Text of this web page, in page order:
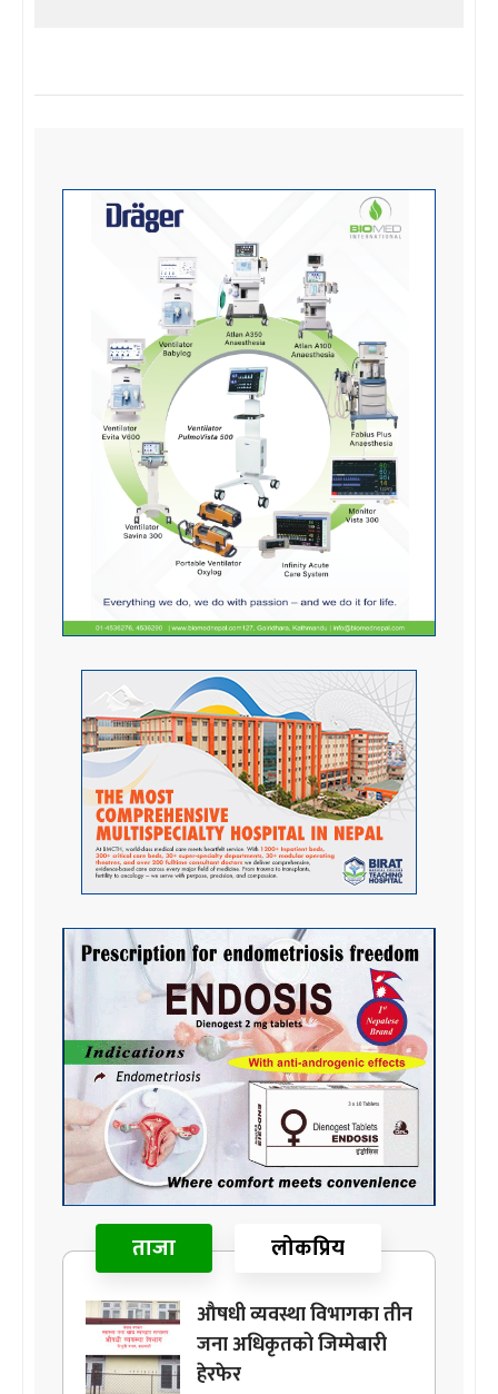
ताजा लोकप्रिय
औषधी व्यवस्था विभागका तीन
जना अधिकृतको जिम्मेबारी
हेरफेर